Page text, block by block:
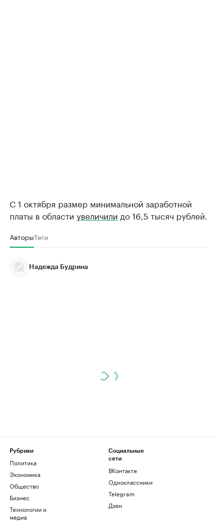
С 1 октября размер минимальной заработной
платы в области увеличили до 16,5 тысяч рублей.
АвторыТеги
Надежда Будрина
Рубрики
Политика
Экономика
Общество
Бизнес
Технологии и
медиа
Социальные
сети
ВКонтакте
Одноклассники
Telegram
Дзен